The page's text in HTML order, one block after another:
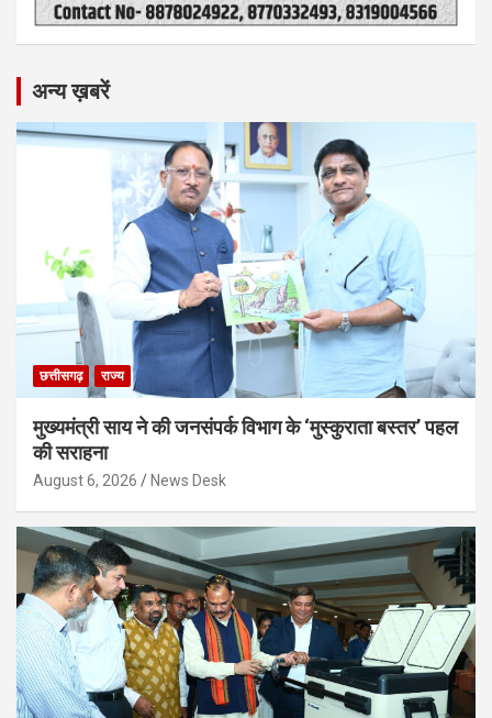
अन्य ख़बरें
छत्तीसगढ़ राज्य
मुख्यमंत्री साय ने की जनसंपर्क विभाग के ‘मुस्कुराता बस्तर’ पहल
की सराहना
August 6, 2026 News Desk